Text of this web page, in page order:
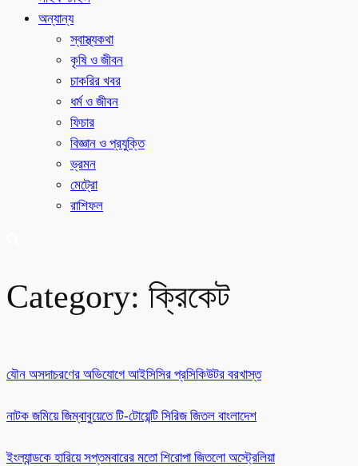
অন্যান্য
স্বাস্থ্যকথা
কৃষি ও জীবন
চাকরির খবর
ধর্ম ও জীবন
ফিচার
বিজ্ঞান ও প্রযুক্তি
ভ্রমন
মেট্রো
রাশিফল
Category: ক্রিকেট
যৌন অসদাচরণের অভিযোগে আইসিসির প্রসিকিউটর বরখাস্ত
নাটক জমিয়ে জিম্বাবুয়েতে টি-টোয়েন্টি সিরিজ জিতল বাংলাদেশ
ইংল্যান্ডকে হারিয়ে সপ্তমবারের মতো শিরোপা জিতলো অস্ট্রেলিয়া